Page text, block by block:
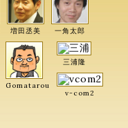
増田丞美 一角太郎
Gomatarou
三浦隆
v-com2